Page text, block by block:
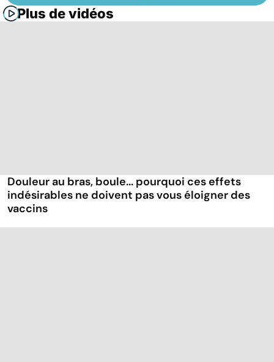
Plus de vidéos
Douleur au bras, boule... pourquoi ces effets
indésirables ne doivent pas vous éloigner des
vaccins